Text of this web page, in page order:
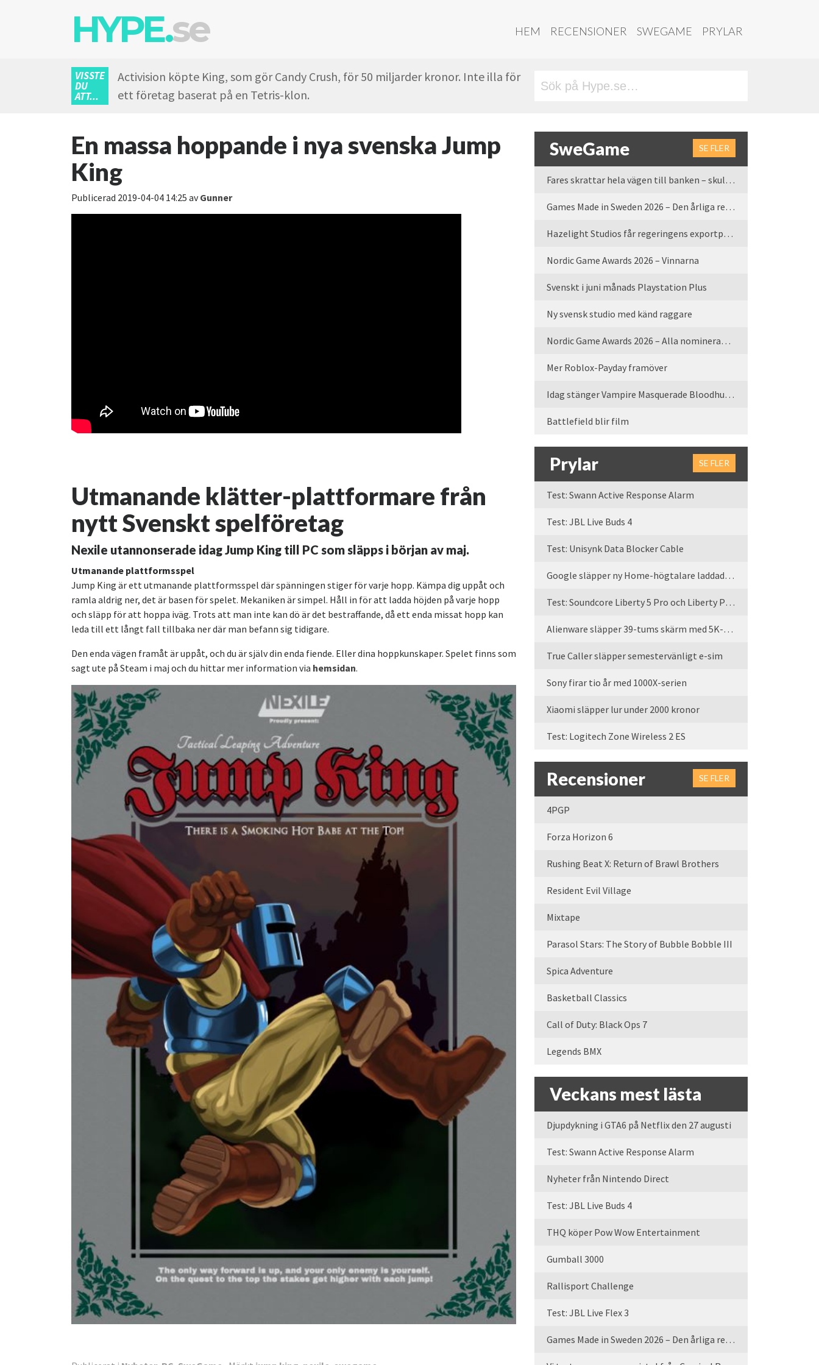
HYPE.se HEM RECENSIONER SWEGAME PRYLAR
VISSTE
DU
ATT...
Activision köpte King, som gör Candy Crush, för 50 miljarder kronor. Inte illa för
ett företag baserat på en Tetris-klon.
En massa hoppande i nya svenska Jump
King
Publicerad 2019-04-04 14:25 avGunner
Utmanande klätter-plattformare från
nytt Svenskt spelföretag
Nexile utannonserade idag Jump King till PC som släpps i början av maj.
Utmanande plattformsspel
Jump King är ett utmanande plattformsspel där spänningen stiger för varje hopp. Kämpa dig uppåt och
ramla aldrig ner, det är basen för spelet. Mekaniken är simpel. Håll in för att ladda höjden på varje hopp
och släpp för att hoppa iväg. Trots att man inte kan dö är det bestraffande, då ett enda missat hopp kan
leda till ett långt fall tillbaka ner där man befann sig tidigare.
Den enda vägen framåt är uppåt, och du är själv din enda fiende. Eller dina hoppkunskaper. Spelet finns som
sagt ute på Steam i maj och du hittar mer information via hemsidan.
SweGame SE FLER
Fares skrattar hela vägen till banken – skulle vi tro
Games Made in Sweden 2026 – Den årliga rean är tillbaka
Hazelight Studios får regeringens exportpris 2025
Nordic Game Awards 2026 – Vinnarna
Svenskt i juni månads Playstation Plus
Ny svensk studio med känd raggare
Nordic Game Awards 2026 – Alla nominerade spel
Mer Roblox-Payday framöver
Idag stänger Vampire Masquerade Bloodhunt servrarna
Battlefield blir film
Prylar SE FLER
Test: Swann Active Response Alarm
Test: JBL Live Buds 4
Test: Unisynk Data Blocker Cable
Google släpper ny Home-högtalare laddad med Gemini
Test: Soundcore Liberty 5 Pro och Liberty Pro Max
Alienware släpper 39-tums skärm med 5K-upplösning
True Caller släpper semestervänligt e-sim
Sony firar tio år med 1000X-serien
Xiaomi släpper lur under 2000 kronor
Test: Logitech Zone Wireless 2 ES
Recensioner SE FLER
4PGP
Forza Horizon 6
Rushing Beat X: Return of Brawl Brothers
Resident Evil Village
Mixtape
Parasol Stars: The Story of Bubble Bobble III
Spica Adventure
Basketball Classics
Call of Duty: Black Ops 7
Legends BMX
Veckans mest lästa
Djupdykning i GTA6 på Netflix den 27 augusti
Test: Swann Active Response Alarm
Nyheter från Nintendo Direct
Test: JBL Live Buds 4
THQ köper Pow Wow Entertainment
Gumball 3000
Rallisport Challenge
Test: JBL Live Flex 3
Games Made in Sweden 2026 – Den årliga rean är tillbaka